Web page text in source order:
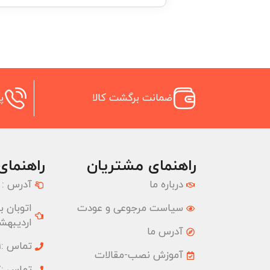
ضمانت برگشت کالا
راهنمای مشتریان
درباره ما
سیاست مرجوعی و عودت
آدرس ما
آموزش نصب-مقالات
آدرس :
تماس :02177074001